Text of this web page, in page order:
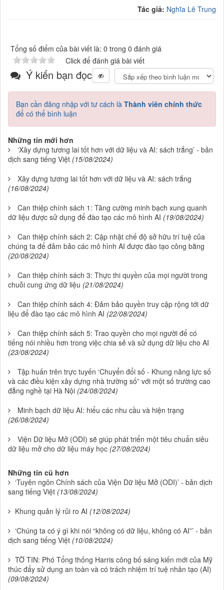
Tác giả: Nghĩa Lê Trung
Tổng số điểm của bài viết là: 0 trong 0 đánh giá
Click để đánh giá bài viết
Ý kiến bạn đọc
Bạn cần đăng nhập với tư cách là Thành viên chính thức
để có thể bình luận
Những tin mới hơn
‘Xây dựng tương lai tốt hơn với dữ liệu và AI: sách trắng’ - bản
dịch sang tiếng Việt (15/08/2024)
Xây dựng tương lai tốt hơn với dữ liệu và AI: sách trắng
(16/08/2024)
Can thiệp chính sách 1: Tăng cường minh bạch xung quanh
dữ liệu được sử dụng để đào tạo các mô hình AI (19/08/2024)
Can thiệp chính sách 2: Cập nhật chế độ sở hữu trí tuệ của
chúng ta để đảm bảo các mô hình AI được đào tạo công bằng
(20/08/2024)
Can thiệp chính sách 3: Thực thi quyền của mọi người trong
chuỗi cung ứng dữ liệu (21/08/2024)
Can thiệp chính sách 4: Đảm bảo quyền truy cập rộng tới dữ
liệu để đào tạo các mô hình AI (22/08/2024)
Can thiệp chính sách 5: Trao quyền cho mọi người để có
tiếng nói nhiều hơn trong việc chia sẻ và sử dụng dữ liệu cho AI
(23/08/2024)
Tập huấn trên trực tuyến ‘Chuyển đổi số - Khung năng lực số
và các điều kiện xây dựng nhà trường số” với một số trường cao
đẳng nghề tại Hà Nội (24/08/2024)
Minh bạch dữ liệu AI: hiểu các nhu cầu và hiện trạng
(26/08/2024)
Viện Dữ liệu Mở (ODI) sẽ giúp phát triển một tiêu chuẩn siêu
dữ liệu mở cho dữ liệu máy học (27/08/2024)
Những tin cũ hơn
‘Tuyên ngôn Chính sách của Viện Dữ liệu Mở (ODI)’ - bản dịch
sang tiếng Việt (13/08/2024)
Khung quản lý rủi ro AI (12/08/2024)
‘Chúng ta có ý gì khi nói “không có dữ liệu, không có AI”’ - bản
dịch sang tiếng Việt (10/08/2024)
TỜ TIN: Phó Tổng thống Harris công bố sáng kiến mới của Mỹ
thúc đẩy sử dụng an toàn và có trách nhiệm trí tuệ nhân tạo (AI)
(09/08/2024)